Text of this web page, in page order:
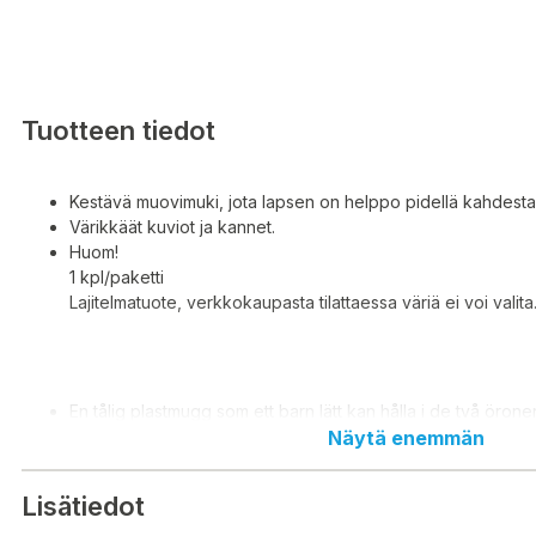
Tuotteen tiedot
Kestävä muovimuki, jota lapsen on helppo pidellä
Värikkäät kuviot ja kannet.
Huom!
1 kpl/paketti
Lajitelmatuote, verkkokaupasta tilattaessa väriä ei voi valita.
En tålig plastmugg som ett barn lätt kan hålla i de två
Blandad produkt, du kan inte välja färg vid beställning
Näytä enemmän
Lisätiedot